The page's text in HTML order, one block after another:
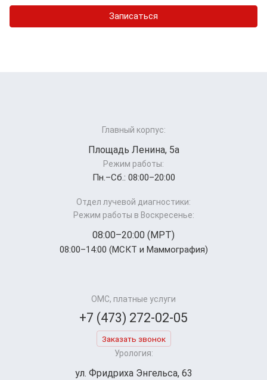
Записаться
Главный корпус:
Площадь Ленина, 5а
Режим работы:
Пн.–Cб.: 08:00–20:00
Отдел лучевой диагностики:
Режим работы в Воскресенье:
08:00–20:00 (МРТ)
08:00–14:00 (МСКТ и Маммография)
ОМС, платные услуги
+7 (473) 272-02-05
Заказать звонок
Урология:
ул. Фридриха Энгельса, 63